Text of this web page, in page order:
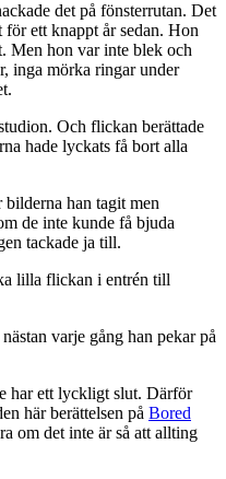
det på fönsterrutan. Det
ett knappt år sedan. Hon
Men hon var inte blek och
inga mörka ringar under
Och flickan berättade
hade lyckats få bort alla
han tagit men
de inte kunde få bjuda
tackade ja till.
lilla flickan i entrén till
varje gång han pekar på
har ett lyckligt slut. Därför
här berättelsen på Bored
om det inte är så att allting